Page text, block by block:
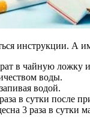
инструкции. А
в чайную ложку и
воды.
водой.
в сутки после
3 раза в сутки